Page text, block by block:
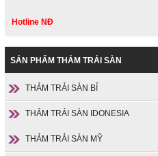
Hotline NĐ
SẢN PHẨM THẢM TRẢI SÀN
THẢM TRẢI SÀN BỈ
THẢM TRẢI SÀN IDONESIA
THẢM TRẢI SÀN MỸ